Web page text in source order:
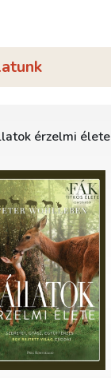
érzelmi élete